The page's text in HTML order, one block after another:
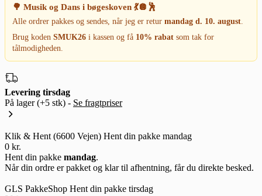
🌳 Musik og Dans i bøgeskoven 💃🪩🕺
Alle ordrer pakkes og sendes, når jeg er retur mandag d. 10. august
Brug koden SMUK26 i kassen og få 10% rabat som tak for
tålmodigheden.
Levering tirsdag
På lager(+5 stk) - Se fragtpriser
Klik & Hent (6600 Vejen) Hent din pakke mandag
0 kr.
Hent din pakke mandag.
Når din ordre er pakket og klar til afhentning, får du direkte besked.
GLS PakkeShop Hent din pakke tirsdag